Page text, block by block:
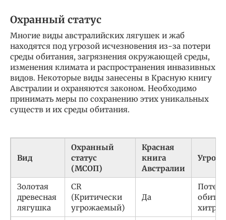
Охранный статус
Многие виды австралийских лягушек и жаб
находятся под угрозой исчезновения из-за потери
среды обитания, загрязнения окружающей среды,
изменения климата и распространения инвазивных
видов. Некоторые виды занесены в Красную книгу
Австралии и охраняются законом. Необходимо
принимать меры по сохранению этих уникальных
существ и их среды обитания.
Вид
Охранный
статус
(МСОП)
Красная
книга
Австралии
Золотая
древесная
лягушка
CR
(Критически
угрожаемый)
Да